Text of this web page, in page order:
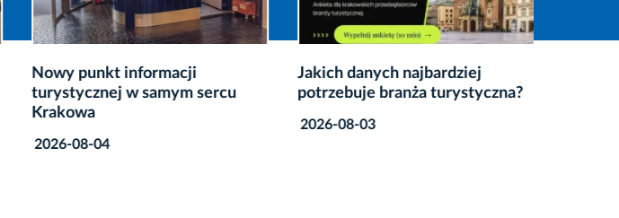
Nowy punkt informacji
turystycznej w samym sercu
Krakowa
2026-08-04
Jakich danych najbardziej
potrzebuje branża turystyczna?
2026-08-03